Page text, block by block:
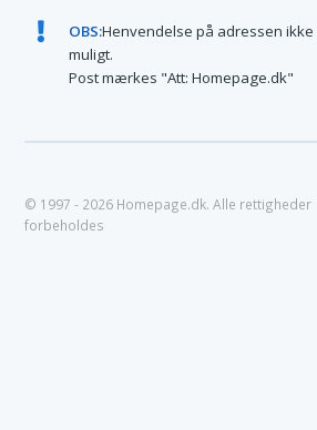
OBS:Henvendelse på adressen ikke
muligt.
Post mærkes "Att: Homepage.dk"
© 1997 - 2026 Homepage.dk. Alle rettigheder
forbeholdes